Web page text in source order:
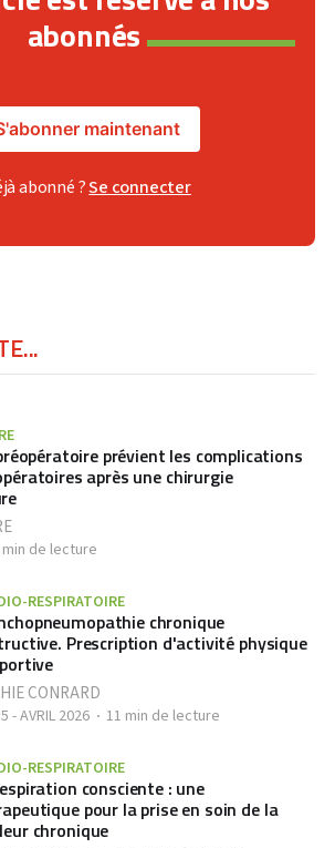
abonnés
maintenant
abonné ?Se connecter
prévient les complications
après une chirurgie
min de lecture
RESPIRATOIRE
chronique
Prescription d'activité physique
CONRARD
- AVRIL 2026 11 min de lecture
RESPIRATOIRE
consciente : une
pour la prise en soin de la
chronique